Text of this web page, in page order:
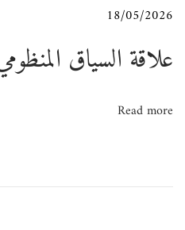
ت
ص
ا
18/05/2026
علاقة السياق
Read more